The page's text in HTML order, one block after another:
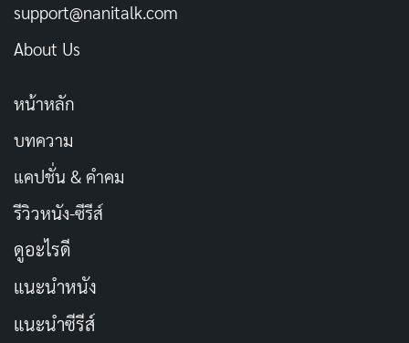
กันยายน 15, 2023
support@nanitalk.com
About Us
หน้าหลัก
บทความ
แคปชั่น & คำคม
รีวิวหนัง-ซีรีส์
ดูอะไรดี
แนะนำหนัง
แนะนำซีรีส์